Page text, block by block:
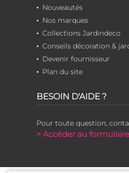
Nouveautés
Nos marques
Collections Jardindeco
Conseils décoration &
Devenir fournisseur
Plan du site
BESOIN D'AIDE ?
Pour toute question,
> Accéder au